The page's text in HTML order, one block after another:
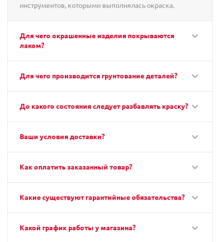
инструментов, которыми выполнялась окраска.
Для чего окрашенные изделия покрываются
лаком?
Для чего производится грунтование деталей?
До какого состояния следует разбавлять краску?
Ваши условия доставки?
Как оплатить заказанный товар?
Какие существуют гарантийные обязательства?
Какой график работы у магазина?